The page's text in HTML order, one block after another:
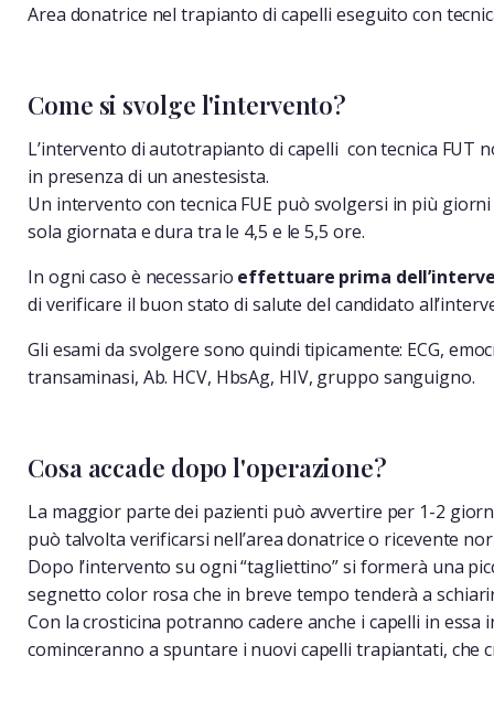
Area donatrice nel trapianto di capelli eseguito con
Come si svolge l'intervento?
L’intervento di autotrapianto di capelli con tecnica FUT
in presenza di un anestesista.
Un intervento con tecnica FUE può svolgersi in più
sola giornata e dura tra le 4,5 e le 5,5 ore.
In ogni caso è necessario effettuare prima
di verificare il buon stato di salute del candidato
Gli esami da svolgere sono quindi tipicamente: ECG,
transaminasi, Ab. HCV, HbsAg, HIV, gruppo sanguigno.
Cosa accade dopo l'operazione?
La maggior parte dei pazienti può avvertire per 1-2
può talvolta verificarsi nell’area donatrice o ricevente
Dopo l’intervento su ogni “tagliettino” si formerà una
segnetto color rosa che in breve tempo tenderà a
Con la crosticina potranno cadere anche i capelli in
cominceranno a spuntare i nuovi capelli trapiantati, che